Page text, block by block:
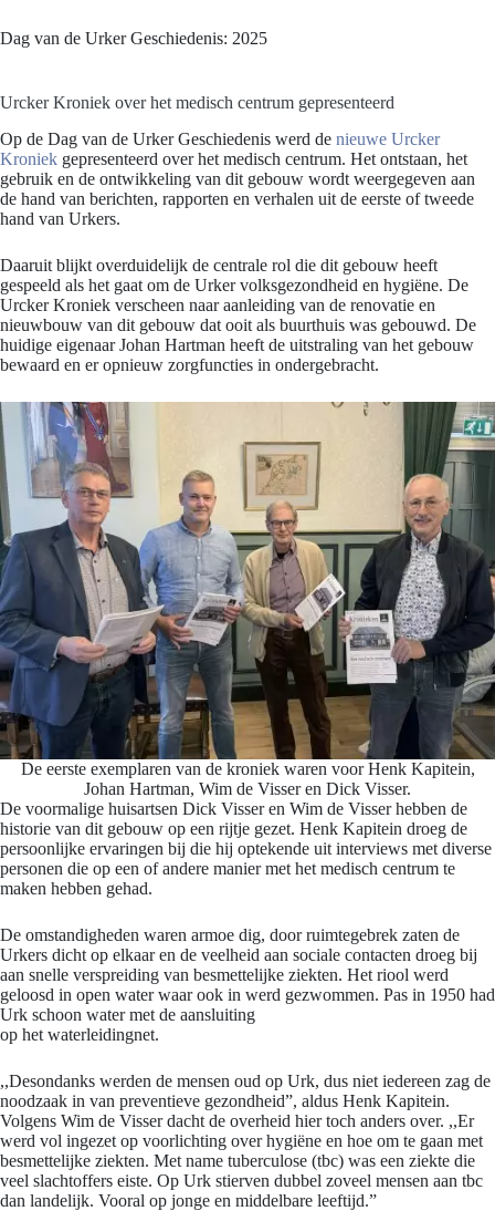
Dag van de Urker Geschiedenis: 2025
Urcker Kroniek over het medisch centrum gepresenteerd
Op de Dag van de Urker Geschiedenis werd de nieuwe Urcker
Kroniek gepresenteerd over het medisch centrum. Het ontstaan, het
gebruik en de ontwikkeling van dit gebouw wordt weergegeven aan
de hand van berichten, rapporten en verhalen uit de eerste of tweede
hand van Urkers.
Daaruit blijkt overduidelijk de centrale rol die dit gebouw heeft
gespeeld als het gaat om de Urker volksgezondheid en hygiëne. De
Urcker Kroniek verscheen naar aanleiding van de renovatie en
nieuwbouw van dit gebouw dat ooit als buurthuis was gebouwd. De
huidige eigenaar Johan Hartman heeft de uitstraling van het gebouw
bewaard en er opnieuw zorgfuncties in ondergebracht.
De eerste exemplaren van de kroniek waren voor Henk Kapitein,
Johan Hartman, Wim de Visser en Dick Visser.
De voormalige huisartsen Dick Visser en Wim de Visser hebben de
historie van dit gebouw op een rijtje gezet. Henk Kapitein droeg de
persoonlijke ervaringen bij die hij optekende uit interviews met diverse
personen die op een of andere manier met het medisch centrum te
maken hebben gehad.
De omstandigheden waren armoe dig, door ruimtegebrek zaten de
Urkers dicht op elkaar en de veelheid aan sociale contacten droeg bij
aan snelle verspreiding van besmettelijke ziekten. Het riool werd
geloosd in open water waar ook in werd gezwommen. Pas in 1950 had
Urk schoon water met de aansluiting
op het waterleidingnet.
,,Desondanks werden de mensen oud op Urk, dus niet iedereen zag de
noodzaak in van preventieve gezondheid”, aldus Henk Kapitein.
Volgens Wim de Visser dacht de overheid hier toch anders over. ,,Er
werd vol ingezet op voorlichting over hygiëne en hoe om te gaan met
besmettelijke ziekten. Met name tuberculose (tbc) was een ziekte die
veel slachtoffers eiste. Op Urk stierven dubbel zoveel mensen aan tbc
dan landelijk. Vooral op jonge en middelbare leeftijd.”